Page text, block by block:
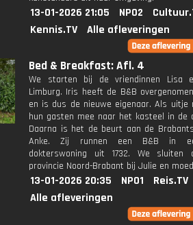
13-01-2026 21:05 NPO2
Kennis.TV
Alle afleveringen
Bed & Breakfast: Afl. 4
We starten bij de vriendinnen Lisa
Limburg. Iris heeft de B&B
en is dus de nieuwe eigenaar. Als uitje
hun gasten mee naar het kasteel in de
Daarna is het de beurt aan de
Anke. Zij runnen een B&B in
dokterswoning uit 1732. We
provincie Noord-Brabant bij Julie en
13-01-2026 20:35 NPO1
Reis.TV
Alle afleveringen